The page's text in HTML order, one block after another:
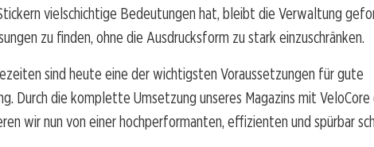
vielschichtige Bedeutungen hat, bleibt die Verwaltung
zu finden, ohne die Ausdrucksform zu stark einzuschränken.
sind heute eine der wichtigsten Voraussetzungen für gute
Durch die komplette Umsetzung unseres Magazins mit VeloCore
wir nun von einer hochperformanten, effizienten und spürbar